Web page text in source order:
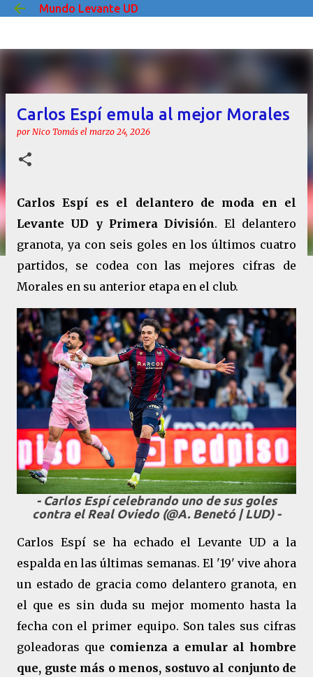
Ir al contenido principal
Mundo Levante UD
Carlos Espí emula al mejor Morales
por Nico Tomás el marzo 24, 2026
Carlos Espí es el delantero de moda en el
Levante UD y Primera División. El delantero
granota, ya con seis goles en los últimos cuatro
partidos, se codea con las mejores cifras de
Morales en su anterior etapa en el club.
- Carlos Espí celebrando uno de sus goles
contra el Real Oviedo (@A. Benetó | LUD) -
Carlos Espí se ha echado el Levante UD a la
espalda en las últimas semanas. El '19' vive ahora
un estado de gracia como delantero granota, en
el que es sin duda su mejor momento hasta la
fecha con el primer equipo. Son tales sus cifras
goleadoras que comienza a emular al hombre
que, guste más o menos, sostuvo al conjunto de